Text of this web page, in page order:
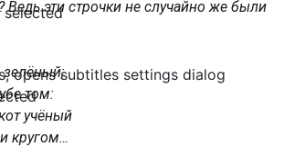
selected
, opens subtitles settings dialog
Ведь эти строчки не случайно же были
зелёный;
том:
учёный
кругом…